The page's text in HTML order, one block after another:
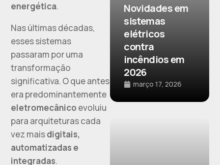
energética.
Nas últimas décadas,
esses sistemas
passaram por uma
transformação
significativa. O que antes
era predominantemente
eletromecânico evoluiu
para arquiteturas cada
vez maisdigitais,
automatizadas e
integradas.
Novidades em
sistemas
elétricos
contra
incêndios em
2026
março 17, 2026